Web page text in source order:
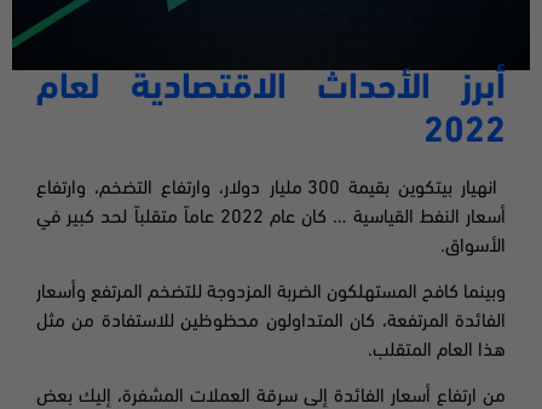
أبرز الأحداث الاقتصادية لعام
2022
انهيار بيتكوين بقيمة 300 مليار دولار، وارتفاع التضخم، وارتفاع
أسعار النفط القياسية … كان عام 2022 عاماً متقلباً لحد كبير في
الأسواق.
وبينما كافح المستهلكون الضربة المزدوجة للتضخم المرتفع وأسعار
الفائدة المرتفعة، كان المتداولون محظوظين للاستفادة من مثل
هذا العام المتقلب.
من ارتفاع أسعار الفائدة إلى سرقة العملات المشفرة، إليك بعض